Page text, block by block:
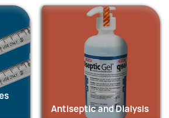
Antiseptic and Dialysis